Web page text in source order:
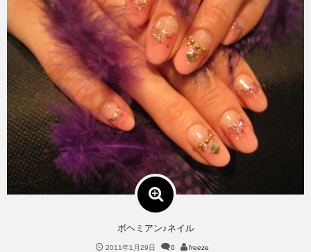
ボヘミアン♪ネイル
2011年1月29日 0 freeze